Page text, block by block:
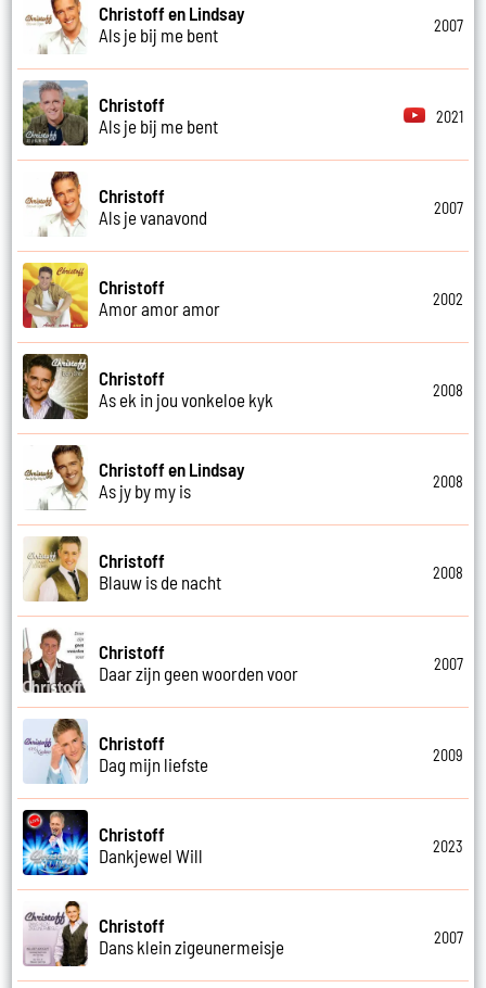
Christoff en Lindsay
Als je bij me bent
2007
Christoff
Als je bij me bent
2021
Christoff
Als je vanavond
2007
Christoff
Amor amor amor
2002
Christoff
As ek in jou vonkeloe kyk
2008
Christoff en Lindsay
As jy by my is
2008
Christoff
Blauw is de nacht
2008
Christoff
Daar zijn geen woorden voor
2007
Christoff
Dag mijn liefste
2009
Christoff
Dankjewel Will
2023
Christoff
Dans klein zigeunermeisje
2007